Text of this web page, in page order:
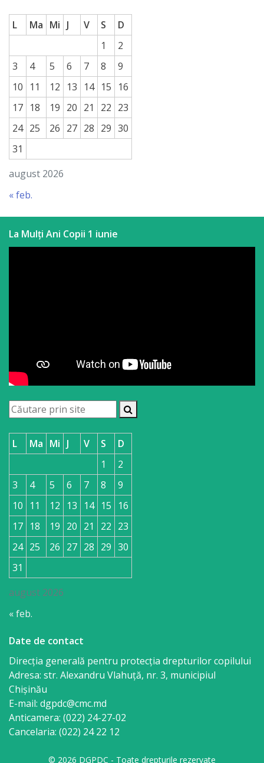
august 2026
L Ma Mi J V S
D
1
2
3
4 5 6 7 8
9
10
11 12 13 14 15
16
17 18 19 20 21 22 23
24 25 26 27 28 29 30
31
« feb.
La Mulți Ani Copii 1 iunie
august 2026
L Ma Mi J V S
D
1
2
3
4 5 6 7 8
9
10
11 12 13 14 15
16
17 18 19 20 21 22 23
24 25 26 27 28 29 30
31
« feb.
Date de contact
Direcția generală pentru protecția drepturilor copilului
Adresa: str. Alexandru Vlahuţă, nr. 3, municipiul
Chişinău
E-mail: dgpdc@cmc.md
Anticamera: (022) 24-27-02
Cancelaria: (022) 24 22 12
© 2026 DGPDC - Toate drepturile rezervate